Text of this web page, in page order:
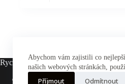
Abychom vám zajistili co
našich webových stránkách,
Příjmout Odmítnout
Rychlé odkazy
Hlavní stránka